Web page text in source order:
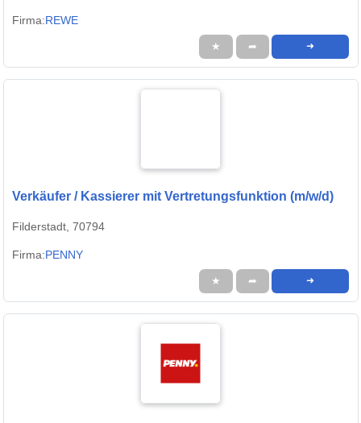
Firma:REWE
★ ➦ ➜
Verkäufer / Kassierer mit Vertretungsfunktion (m/w/d)
Filderstadt, 70794
Firma:PENNY
★ ➦ ➜